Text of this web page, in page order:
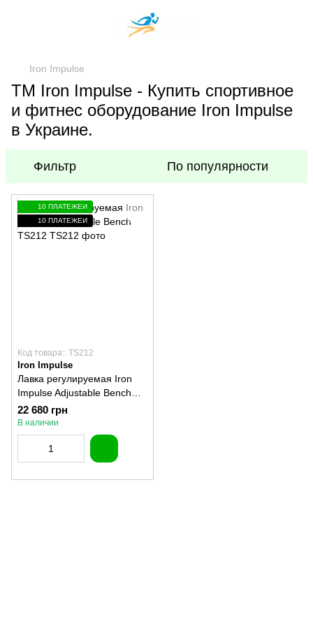
Iron Impulse
TM Iron Impulse - Купить спортивное
и фитнес оборудование Iron Impulse
в Украине.
Фильтр По популярности
10 ПЛАТЕЖЕЙ
10 ПЛАТЕЖЕЙ
Код товара:: TS212
Iron Impulse
Лавка регулируемая Iron
Impulse Adjustable Bench
TS212
22 680 грн
В наличии